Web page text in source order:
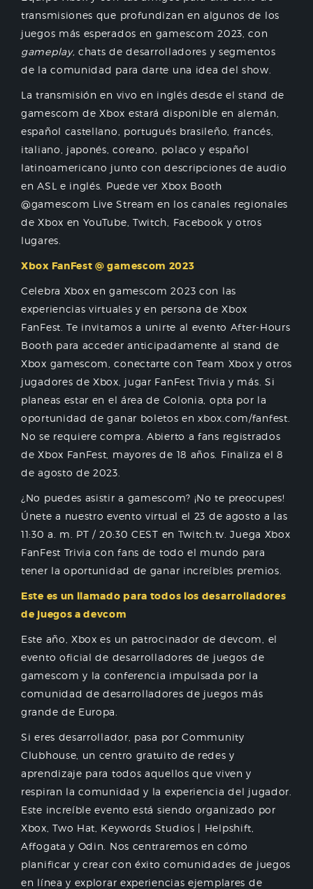
transmisiones que profundizan en algunos de los
juegos más esperados en gamescom 2023, con
gameplay, chats de desarrolladores y segmentos
de la comunidad para darte una idea del show.
La transmisión en vivo en inglés desde el stand de
gamescom de Xbox estará disponible en alemán,
español castellano, portugués brasileño, francés,
italiano, japonés, coreano, polaco y español
latinoamericano junto con descripciones de audio
en ASL e inglés. Puede ver Xbox Booth
@gamescom Live Stream en los canales regionales
de Xbox en YouTube, Twitch, Facebook y otros
lugares.
Xbox FanFest @ gamescom 2023
Celebra Xbox en gamescom 2023 con las
experiencias virtuales y en persona de Xbox
FanFest. Te invitamos a unirte al evento After-Hours
Booth para acceder anticipadamente al stand de
Xbox gamescom, conectarte con Team Xbox y otros
jugadores de Xbox, jugar FanFest Trivia y más. Si
planeas estar en el área de Colonia, opta por la
oportunidad de ganar boletos en xbox.com/fanfest.
No se requiere compra. Abierto a fans registrados
de Xbox FanFest, mayores de 18 años. Finaliza el 8
de agosto de 2023.
¿No puedes asistir a gamescom? ¡No te preocupes!
Únete a nuestro evento virtual el 23 de agosto a las
11:30 a. m. PT / 20:30 CEST en Twitch.tv. Juega Xbox
FanFest Trivia con fans de todo el mundo para
tener la oportunidad de ganar increíbles premios.
Este es un llamado para todos los desarrolladores
de juegos a devcom
Este año, Xbox es un patrocinador de devcom, el
evento oficial de desarrolladores de juegos de
gamescom y la conferencia impulsada por la
comunidad de desarrolladores de juegos más
grande de Europa.
Si eres desarrollador, pasa por Community
Clubhouse, un centro gratuito de redes y
aprendizaje para todos aquellos que viven y
respiran la comunidad y la experiencia del jugador.
Este increíble evento está siendo organizado por
Xbox, Two Hat, Keywords Studios | Helpshift,
Affogata y Odin. Nos centraremos en cómo
planificar y crear con éxito comunidades de juegos
en línea y explorar experiencias ejemplares de